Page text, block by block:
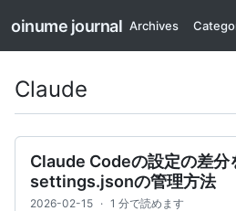
oinume journal Archives
Claude
Claude Codeの設定の差分
settings.jsonの管理方法
2026-02-15 · 1 分で読めます